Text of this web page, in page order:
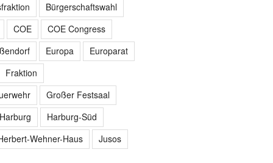
Bürgerschaftswahl
COE
COE Congress
Europa
Europarat
Fraktion
Großer Festsaal
Harburg-Süd
Wehner-Haus
Jusos